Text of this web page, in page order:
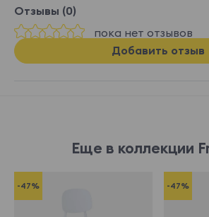
Отзывы (0)
пока нет отзывов
Добавить отзыв
Еще в коллекции
-47% -47%